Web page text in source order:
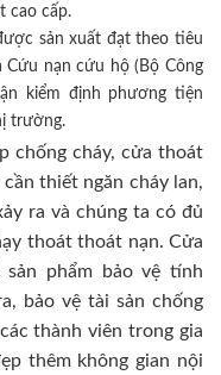
cao cấp.
sản xuất đạt theo tiêu
Cứu nạn cứu hộ (Bộ Công
kiểm định phương tiện
trường.
chống cháy, cửa thoát
thiết ngăn cháy lan,
ra và chúng ta có đủ
thoát thoát nạn. Cửa
phẩm bảo vệ tính
bảo vệ tài sản chống
thành viên trong gia
thêm không gian nội